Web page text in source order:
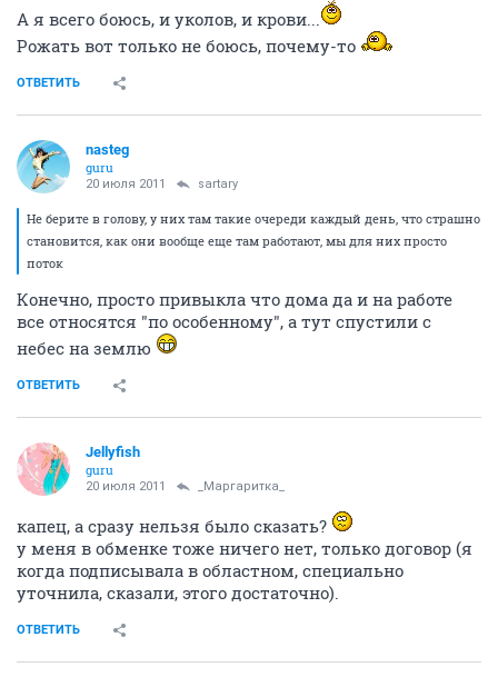
А я всего боюсь, и уколов, и крови...
Рожать вот только не боюсь, почему-то
ОТВЕТИТЬ
nasteg
guru
20 июля 2011 sartary
Не берите в голову, у них там такие очереди каждый день, что страшно
становится, как они вообще еще там работают, мы для них просто
поток
Конечно, просто привыкла что дома да и на работе
все относятся "по особенному", а тут спустили с
небес на землю
ОТВЕТИТЬ
Jellyfish
guru
20 июля 2011 _Маргаритка_
капец, а сразу нельзя было сказать?
у меня в обменке тоже ничего нет, только договор (я
когда подписывала в областном, специально
уточнила, сказали, этого достаточно).
ОТВЕТИТЬ